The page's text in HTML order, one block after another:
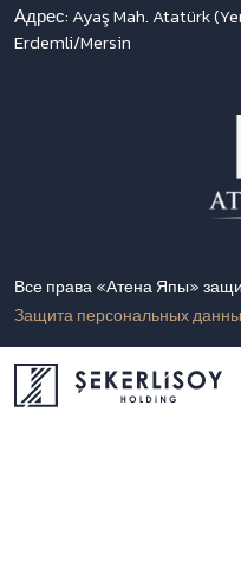
Адрес: Ayaş Mah. Atatürk
Erdemli/Mersin
Все права «Атена Япы»
Защита персональных